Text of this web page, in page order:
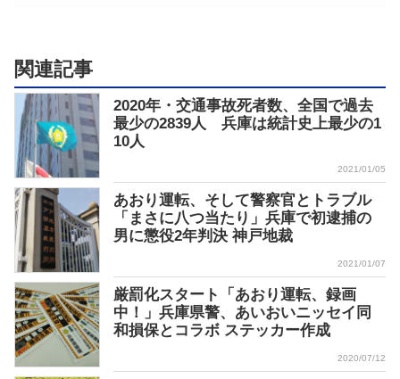
関連記事
2020年・交通事故死者数、全国で過去
最少の2839人 兵庫は統計史上最少の1
10人
2021/01/05
あおり運転、そして警察官とトラブル
「まさに八つ当たり」兵庫で初逮捕の
男に懲役2年判決 神戸地裁
2021/01/07
厳罰化スタート「あおり運転、録画
中！」兵庫県警、あいおいニッセイ同
和損保とコラボ ステッカー作成
2020/07/12